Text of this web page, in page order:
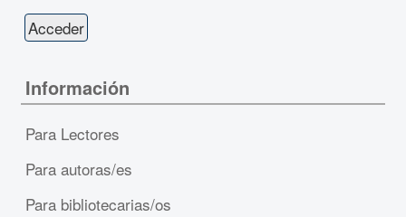
Información
Para Lectores
Para autoras/es
Para bibliotecarias/os